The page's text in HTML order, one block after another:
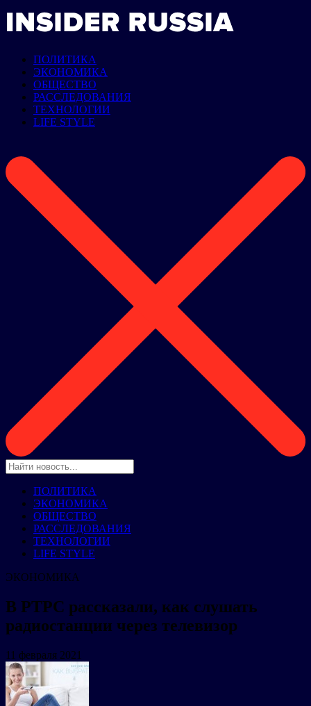
ПОЛИТИКА
ЭКОНОМИКА
ОБЩЕСТВО
РАССЛЕДОВАНИЯ
ТЕХНОЛОГИИ
LIFE STYLE
ПОЛИТИКА
ЭКОНОМИКА
ОБЩЕСТВО
РАССЛЕДОВАНИЯ
ТЕХНОЛОГИИ
LIFE STYLE
ЭКОНОМИКА
В РТРС рассказали, как слушать
радиостанции через телевизор
11 февраля 2021